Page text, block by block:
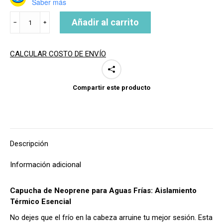
Saber más
NEOPRENE
MM.
cantidad
﹣ ﹢ Añadir al carrito
CALCULAR COSTO DE ENVÍO
Compartir este producto
Descripción
Información adicional
Capucha de Neoprene para Aguas Frías: Aislamiento
Térmico Esencial
No dejes que el frío en la cabeza arruine tu mejor sesión. Esta